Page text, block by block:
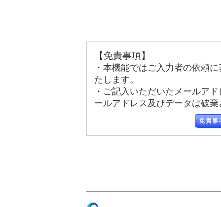
【免責事項】
・本機能ではご入力者の依頼
たします。
・ご記入いただいたメールア
ールアドレス及びデータは破